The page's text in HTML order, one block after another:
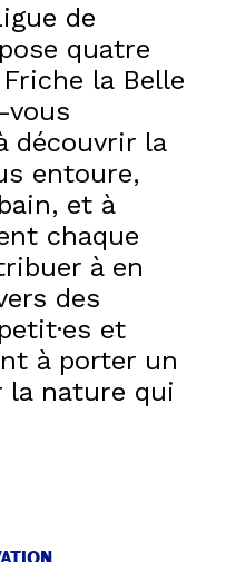
de
quatre
la Belle
vous
découvrir la
entoure,
et à
chaque
à en
des
et
à porter un
la nature qui